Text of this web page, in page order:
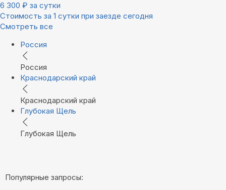
6 300 ₽ за сутки
Стоимость за 1 сутки при заезде сегодня
Смотреть все
Россия
Россия
Краснодарский край
Краснодарский край
Глубокая Щель
Глубокая Щель
Популярные запросы: